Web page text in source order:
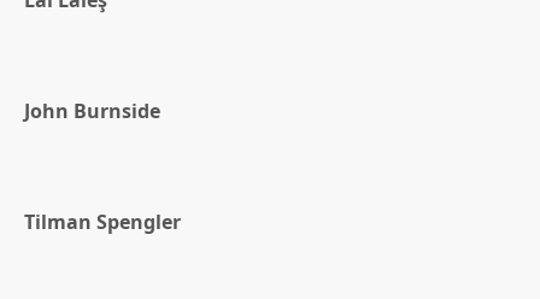
John Burnside
Tilman Spengler